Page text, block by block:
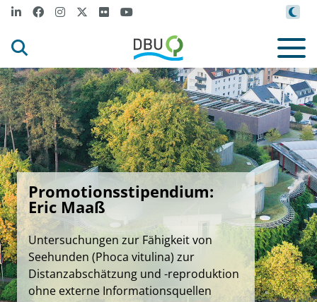
Promotionsstipendium:
Eric Maaß
Untersuchungen zur Fähigkeit von
Seehunden (Phoca vitulina) zur
Distanzabschätzung und -reproduktion
ohne externe Informationsquellen